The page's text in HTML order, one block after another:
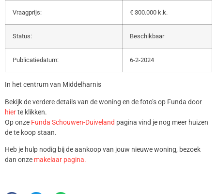
Vraagprijs: € 300.000 k.k.
Status: Beschikbaar
Publicatiedatum: 6-2-2024
In het centrum van Middelharnis
Bekijk de verdere details van de woning en de foto’s op Funda door
hierte klikken.
Op onze Funda Schouwen-Duiveland pagina vind je nog meer huizen
de te koop staan.
Heb je hulp nodig bij de aankoop van jouw nieuwe woning, bezoek
dan onze makelaar pagina.